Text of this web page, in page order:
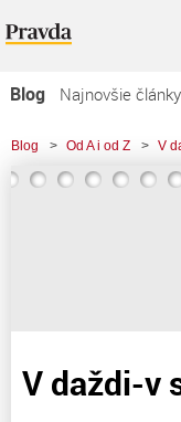
Blog
Najnovšie články
Najčítanejšie články
Najkomentovanejšie
Blog > Od A i od Z > V
V daždi-v